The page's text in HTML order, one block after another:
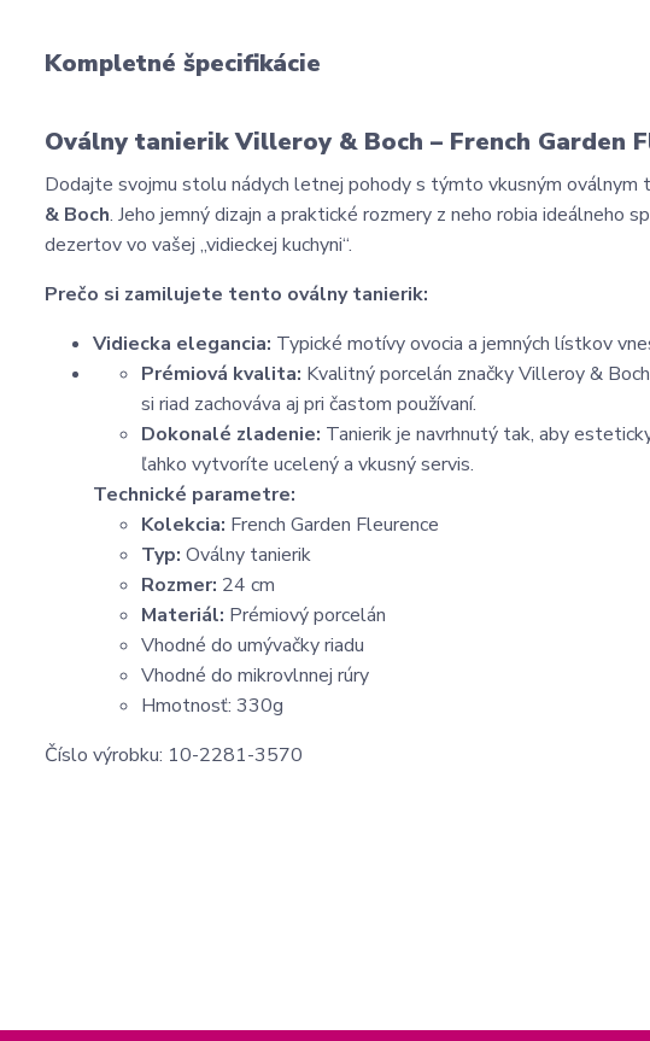
Kompletné špecifikácie
Oválny tanierik Villeroy & Boch – French Garden
Dodajte svojmu stolu nádych letnej pohody s týmto vkusným oválnym
& Boch. Jeho jemný dizajn a praktické rozmery z neho robia ideálneho
dezertov vo vašej „vidieckej kuchyni“.
Prečo si zamilujete tento oválny tanierik:
Vidiecka elegancia: Typické motívy ovocia a jemných lístkov
Prémiová kvalita: Kvalitný porcelán značky Villeroy &
si riad zachováva aj pri častom používaní.
Dokonalé zladenie: Tanierik je navrhnutý tak, aby
ľahko vytvoríte ucelený a vkusný servis.
Technické parametre:
Kolekcia: French Garden Fleurence
Typ: Oválny tanierik
Rozmer: 24 cm
Materiál: Prémiový porcelán
Vhodné do umývačky riadu
Vhodné do mikrovlnnej rúry
Hmotnosť: 330g
Číslo výrobku: 10-2281-3570